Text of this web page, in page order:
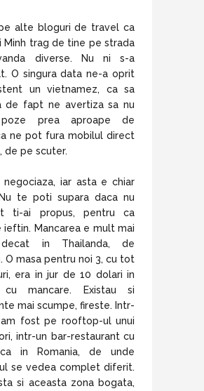
alte bloguri de travel ca
Minh trag de tine pe strada
diverse. Nu ni s-a
O singura data ne-a oprit
un vietnamez, ca sa
de fapt ne avertiza sa nu
prea aproape de
ne pot fura mobilul direct
de pe scuter.
negociaza, iar asta e chiar
te poti supara daca nu
ti-ai propus, pentru ca
ieftin. Mancarea e mult mai
in Thailanda, de
O masa pentru noi 3, cu tot
era in jur de 10 dolari in
mancare. Existau si
mai scumpe, fireste. Intr-
fost pe rooftop-ul unui
intr-un bar-restaurant cu
in Romania, de unde
se vedea complet diferit.
si aceasta zona bogata,